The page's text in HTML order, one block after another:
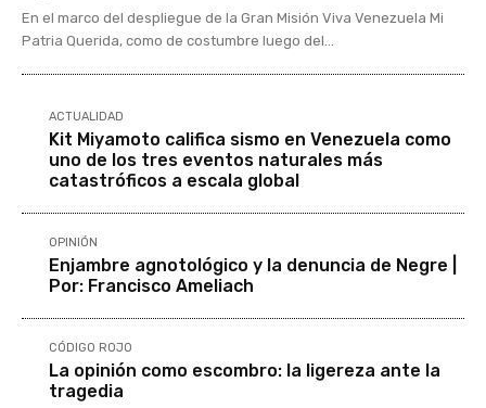
En el marco del despliegue de la Gran Misión Viva Venezuela Mi
Patria Querida, como de costumbre luego del...
ACTUALIDAD
Kit Miyamoto califica sismo en Venezuela como
uno de los tres eventos naturales más
catastróficos a escala global
OPINIÓN
Enjambre agnotológico y la denuncia de Negre |
Por: Francisco Ameliach
CÓDIGO ROJO
La opinión como escombro: la ligereza ante la
tragedia